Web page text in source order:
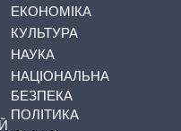
ЕКОНОМІКА
КУЛЬТУРА
НАУКА
НАЦІОНАЛЬНА
БЕЗПЕКА
ПОЛІТИКА